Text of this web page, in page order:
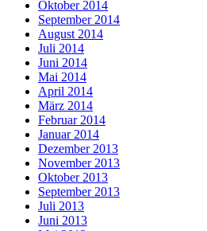
Oktober 2014
September 2014
August 2014
Juli 2014
Juni 2014
Mai 2014
April 2014
März 2014
Februar 2014
Januar 2014
Dezember 2013
November 2013
Oktober 2013
September 2013
Juli 2013
Juni 2013